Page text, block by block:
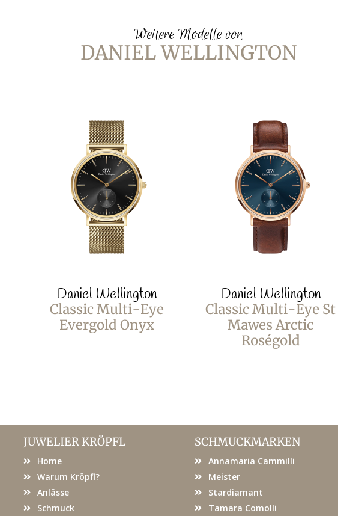
Weitere Modelle von
DANIEL WELLINGTON
Daniel Wellington
Classic Multi-Eye
Evergold Onyx
Daniel Wellington
Classic Multi-Eye St
Mawes Arctic
Roségold
JUWELIER KRÖPFL
Home
Warum Kröpfl?
Anlässe
Schmuck
SCHMUCKMARKEN
Annamaria Cammilli
Meister
Stardiamant
Tamara Comolli